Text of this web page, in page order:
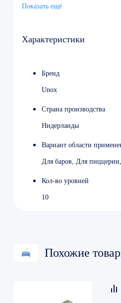
Встроенный щуп; –
рабочей камеры, не
Мощность: 11000 Вт
Показать ещё
Характеристики
Бренд
Unox
Страна производства
Нидерланды
Вариант области
Для баров, Для
Кол-во уровней
10
Похожие